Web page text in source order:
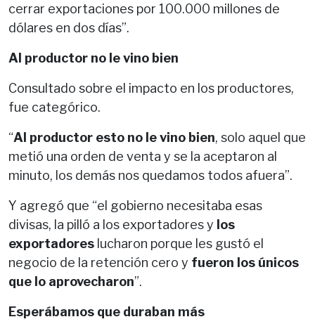
cerrar exportaciones por 100.000 millones de
dólares en dos días”.
Al productor no le vino bien
Consultado sobre el impacto en los productores,
fue categórico.
“Al productor esto no le vino bien, solo aquel que
metió una orden de venta y se la aceptaron al
minuto, los demás nos quedamos todos afuera”.
Y agregó que “el gobierno necesitaba esas
divisas, la pilló a los exportadores y los
exportadores lucharon porque les gustó el
negocio de la retención cero y fueron los únicos
que lo aprovecharon”.
Esperábamos que duraban más